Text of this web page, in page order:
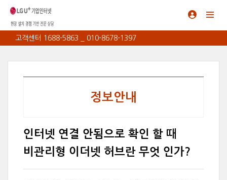
고객센터 1688-5863 _ 010-8678-1397
정보안내
인터넷 연결 안됨으로 확인 할 때
비관리형 이더넷 허브란 무엇 인가?